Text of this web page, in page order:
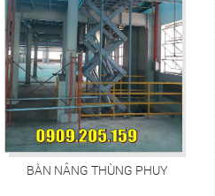
BÀN NÂNG THÙNG PHUY